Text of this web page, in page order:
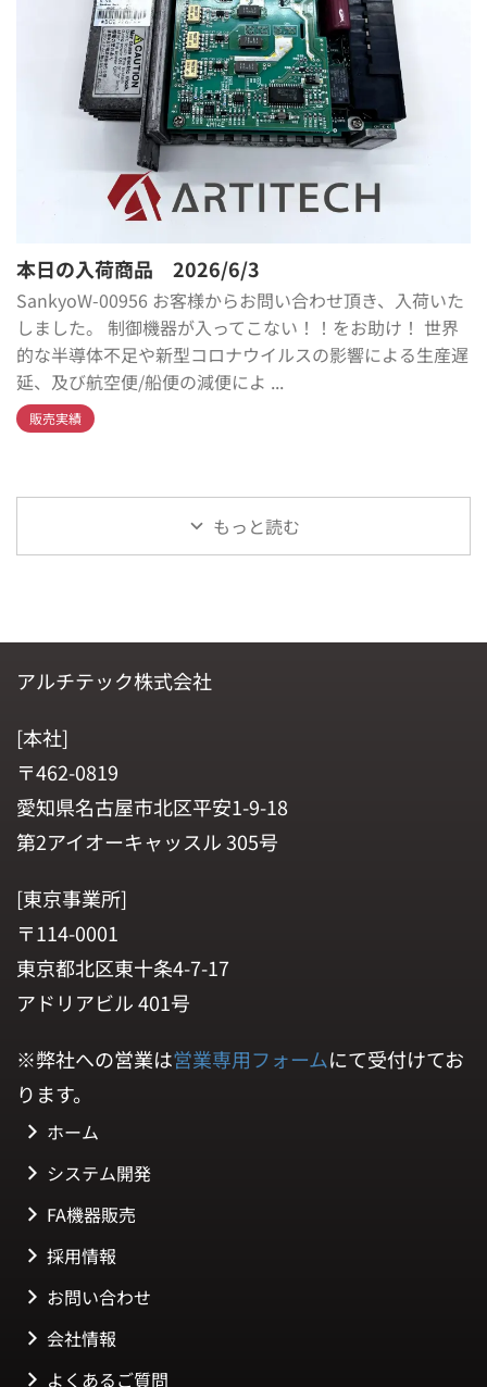
本日の入荷商品 2026/6/3
SankyoW-00956 お客様からお問い合わせ頂き、入荷いた
しました。 制御機器が入ってこない！！をお助け！ 世界
的な半導体不足や新型コロナウイルスの影響による生産遅
延、及び航空便/船便の減便によ ...
販売実績
もっと読む
アルチテック株式会社
[本社]
〒462-0819
愛知県名古屋市北区平安1-9-18
第2アイオーキャッスル 305号
[東京事業所]
〒114-0001
東京都北区東十条4-7-17
アドリアビル 401号
※弊社への営業は営業専用フォームにて受付けてお
ります。
ホーム
システム開発
FA機器販売
採用情報
お問い合わせ
会社情報
よくあるご質問